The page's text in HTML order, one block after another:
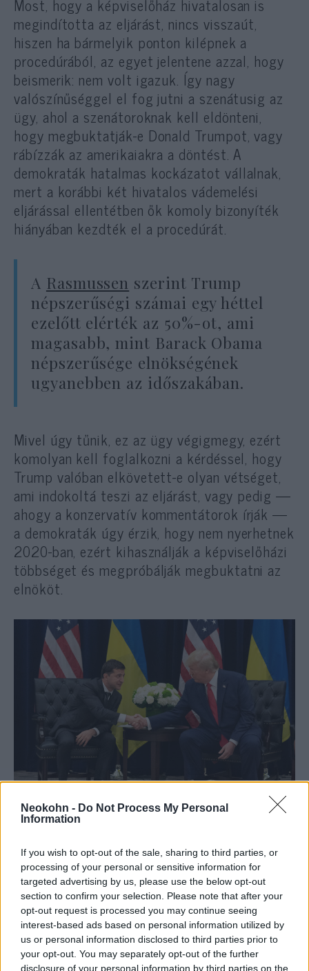
Neokohn - Do Not Process My Personal
Information
If you wish to opt-out of the sale, sharing to third parties, or
processing of your personal or sensitive information for
targeted advertising by us, please use the below opt-out
section to confirm your selection. Please note that after your
opt-out request is processed you may continue seeing
interest-based ads based on personal information utilized by
us or personal information disclosed to third parties prior to
your opt-out. You may separately opt-out of the further
disclosure of your personal information by third parties on the
Most, hogy a képviselőház hivatalosan is
megindította az eljárást, nincs visszaút,
hiszen ha bármelyik ponton kilépnek a
procedúrából, az egyet jelentene azzal, hogy
beismerik: nem volt igazuk. Így nagy
valószínűséggel el fog jutni a szenátusig az
ügy, ahol a szenátoroknak kell eldönteni,
hogy megbuktatják-e Donald Trumpot, vagy
rábízzák az amerikaiakra a döntést. A
demokraták hatalmas kockázatot vállalnak,
mert a korábbi két hivatalos vádemelési
eljárással ellentétben ők komoly bizonyíték
hiányában kezdték el a procedúrát.
A Rasmussen szerint Trump
népszerűségi számai egy héttel
ezelőtt elérték az 50%-ot, ami
magasabb, mint Barack Obama
népszerűsége elnökségének
ugyanebben az időszakában.
Mivel úgy tűnik, ez az ügy végigmegy, ezért
komolyan kell foglalkozni a kérdéssel, hogy
Trump valóban elkövetett-e olyan vétséget,
ami indokoltá teszi az eljárást, vagy pedig —
ahogy a konzervatív kommentátorok írják —
a demokraták úgy érzik, hogy nem nyerhetnek
2020-ban, ezért kihasználják a képviselőházi
többséget és megpróbálják megbuktatni az
elnököt.
Zelenszkij és Trump augusztusban. Fotó: Wikimedia commons
A történetismert,minden a ma már hírhedt
telefonnal kezdődött: Donald Trump júliusban
felhívta Volodomir Zelenszkijt, hogy
választási győzelméhez gratuláljon neki. A
vád szerint az elnök nyomást helyezett az
ukrán elnökre, hogy nyomozzon Joe Biden
ügyében, mert különben visszatartják az